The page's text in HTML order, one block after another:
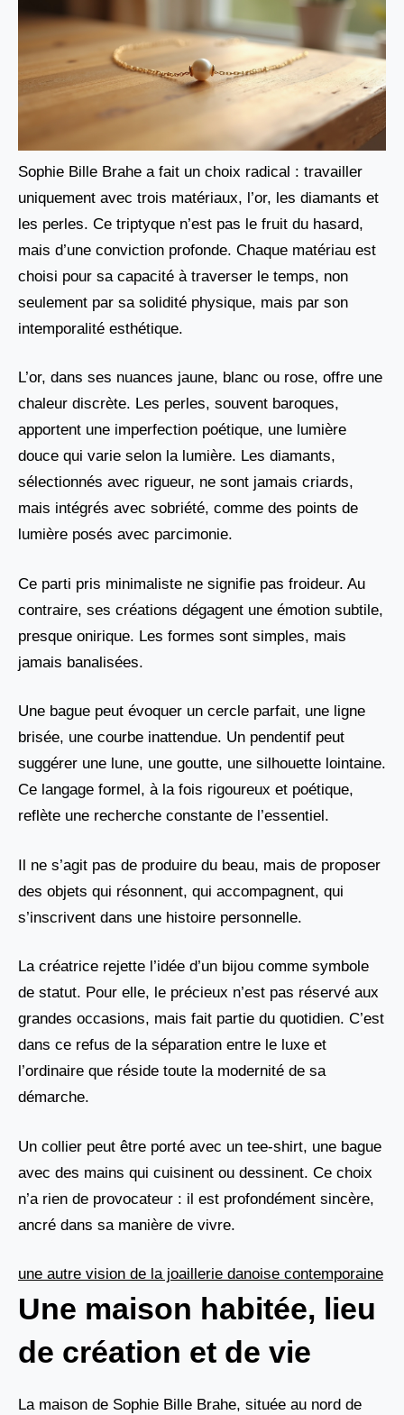
Sophie Bille Brahe a fait un choix radical : travailler
uniquement avec trois matériaux, l’or, les diamants et
les perles. Ce triptyque n’est pas le fruit du hasard,
mais d’une conviction profonde. Chaque matériau est
choisi pour sa capacité à traverser le temps, non
seulement par sa solidité physique, mais par son
intemporalité esthétique.
L’or, dans ses nuances jaune, blanc ou rose, offre une
chaleur discrète. Les perles, souvent baroques,
apportent une imperfection poétique, une lumière
douce qui varie selon la lumière. Les diamants,
sélectionnés avec rigueur, ne sont jamais criards,
mais intégrés avec sobriété, comme des points de
lumière posés avec parcimonie.
Ce parti pris minimaliste ne signifie pas froideur. Au
contraire, ses créations dégagent une émotion subtile,
presque onirique. Les formes sont simples, mais
jamais banalisées.
Une bague peut évoquer un cercle parfait, une ligne
brisée, une courbe inattendue. Un pendentif peut
suggérer une lune, une goutte, une silhouette lointaine.
Ce langage formel, à la fois rigoureux et poétique,
reflète une recherche constante de l’essentiel.
Il ne s’agit pas de produire du beau, mais de proposer
des objets qui résonnent, qui accompagnent, qui
s’inscrivent dans une histoire personnelle.
La créatrice rejette l’idée d’un bijou comme symbole
de statut. Pour elle, le précieux n’est pas réservé aux
grandes occasions, mais fait partie du quotidien. C’est
dans ce refus de la séparation entre le luxe et
l’ordinaire que réside toute la modernité de sa
démarche.
Un collier peut être porté avec un tee-shirt, une bague
avec des mains qui cuisinent ou dessinent. Ce choix
n’a rien de provocateur : il est profondément sincère,
ancré dans sa manière de vivre.
une autre vision de la joaillerie danoise contemporaine
Une maison habitée, lieu
de création et de vie
La maison de Sophie Bille Brahe, située au nord de